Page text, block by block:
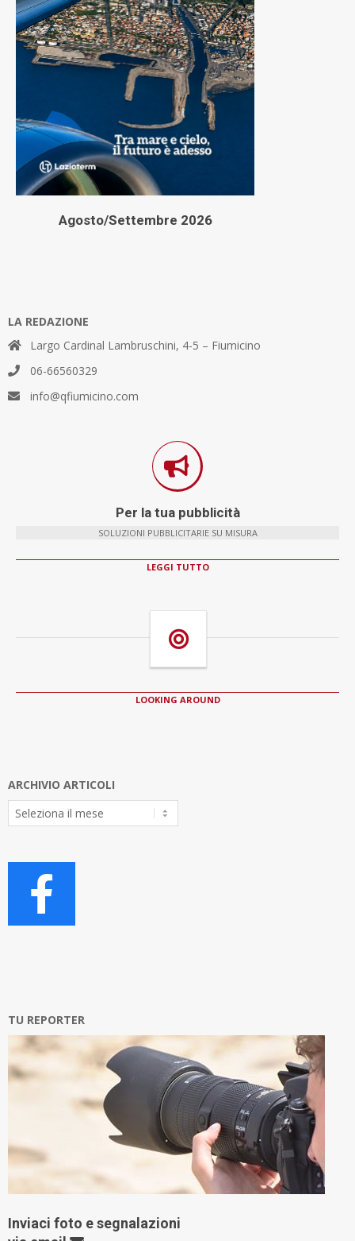
Agosto/Settembre 2026
LA REDAZIONE
Largo Cardinal Lambruschini, 4-5 – Fiumicino
06-66560329
info@qfiumicino.com
Per la tua pubblicità
SOLUZIONI PUBBLICITARIE SU MISURA
LEGGI TUTTO
LOOKING AROUND
ARCHIVIO ARTICOLI
Archivio
Articoli
TU REPORTER
Inviaci foto e segnalazioni